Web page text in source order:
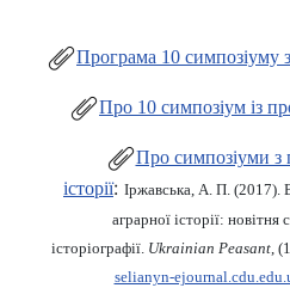
Програма 10 симпозіуму з
Про 10 симпозіум із
Про симпозіуми з
історії: Іржавська, А. П. (2017).
аграрної історії: новітня
історіографії. Ukrainian Peasant,
selianyn-